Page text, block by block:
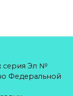
серия Эл №
Федеральной